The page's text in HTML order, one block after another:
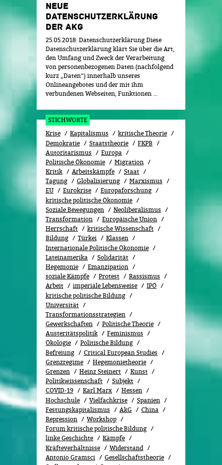
NEUE
DATENSCHUTZERKLÄRUNG
DER AKG
25.05.2018: Datenschutzerklärung Diese
Datenschutzerklärung klärt Sie über die Art,
den Umfang und Zweck der Verarbeitung
von personenbezogenen Daten (nachfolgend
kurz „Daten“) innerhalb unseres
Onlineangebotes und der mit ihm
verbundenen Webseiten, Funktionen ...
STICHWORTE
Krise
Kapitalismus
kritische Theorie
Demokratie
Staatstheorie
FKPB
Autoritarismus
Europa
Politische Ökonomie
Migration
Kritik
Arbeitskämpfe
Staat
Tagung
Globalisierung
Marxismus
EU
Eurokrise
Europaforschung
kritische politische Ökonomie
Soziale Bewegungen
Neoliberalismus
Transformation
Europäische Union
Herrschaft
kritische Wissenschaft
Bildung
Türkei
Klassen
Internationale Politische Ökonomie
Lateinamerika
Solidarität
Hegemonie
Emanzipation
soziale Kämpfe
Protest
Rassismus
Arbeit
imperiale Lebensweise
IPÖ
kritische politische Bildung
Universität
Transformationsstrategien
Gewerkschaften
Politische Theorie
Austeritätspolitik
Feminismus
Ökolo­gie
Politische Bildung
Befreiung
Critical European Studies
Grenzregime
Hegemonietheorie
Grenzen
Heinz Steinert
Kunst
Politikwissenschaft
Subjekt
COVID-19
Karl Marx
Hessen
Hochschule
Vielfachkrise
Spanien
Festungskapitalismus
AkG
China
Repression
Workshop
Forum kritische politische Bildung
linke Geschichte
Kämpfe
Kräfteverhältnisse
Widerstand
Antonio Gramsci
Gesellschaftstheorie